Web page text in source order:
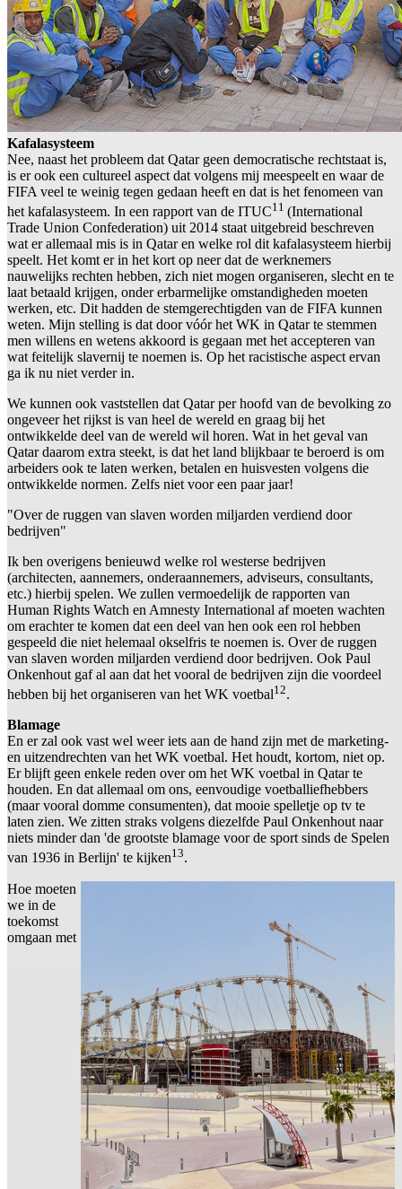
Kafalasysteem
Nee, naast het probleem dat Qatar geen democratische rechtstaat is,
is er ook een cultureel aspect dat volgens mij meespeelt en waar de
FIFA veel te weinig tegen gedaan heeft en dat is het fenomeen van
het kafalasysteem. In een rapport van de ITUC11 (International
Trade Union Confederation) uit 2014 staat uitgebreid beschreven
wat er allemaal mis is in Qatar en welke rol dit kafalasysteem hierbij
speelt. Het komt er in het kort op neer dat de werknemers
nauwelijks rechten hebben, zich niet mogen organiseren, slecht en te
laat betaald krijgen, onder erbarmelijke omstandigheden moeten
werken, etc. Dit hadden de stemgerechtigden van de FIFA kunnen
weten. Mijn stelling is dat door vóór het WK in Qatar te stemmen
men willens en wetens akkoord is gegaan met het accepteren van
wat feitelijk slavernij te noemen is. Op het racistische aspect ervan
ga ik nu niet verder in.
We kunnen ook vaststellen dat Qatar per hoofd van de bevolking zo
ongeveer het rijkst is van heel de wereld en graag bij het
ontwikkelde deel van de wereld wil horen. Wat in het geval van
Qatar daarom extra steekt, is dat het land blijkbaar te beroerd is om
arbeiders ook te laten werken, betalen en huisvesten volgens die
ontwikkelde normen. Zelfs niet voor een paar jaar!
"Over de ruggen van slaven worden miljarden verdiend door
bedrijven"
Ik ben overigens benieuwd welke rol westerse bedrijven
(architecten, aannemers, onderaannemers, adviseurs, consultants,
etc.) hierbij spelen. We zullen vermoedelijk de rapporten van
Human Rights Watch en Amnesty International af moeten wachten
om erachter te komen dat een deel van hen ook een rol hebben
gespeeld die niet helemaal okselfris te noemen is. Over de ruggen
van slaven worden miljarden verdiend door bedrijven. Ook Paul
Onkenhout gaf al aan dat het vooral de bedrijven zijn die voordeel
hebben bij het organiseren van het WK voetbal12.
Blamage
En er zal ook vast wel weer iets aan de hand zijn met de marketing-
en uitzendrechten van het WK voetbal. Het houdt, kortom, niet op.
Er blijft geen enkele reden over om het WK voetbal in Qatar te
houden. En dat allemaal om ons, eenvoudige voetballiefhebbers
(maar vooral domme consumenten), dat mooie spelletje op tv te
laten zien. We zitten straks volgens diezelfde Paul Onkenhout naar
niets minder dan 'de grootste blamage voor de sport sinds de Spelen
van 1936 in Berlijn' te kijken13.
Hoe moeten
we in de
toekomst
omgaan met